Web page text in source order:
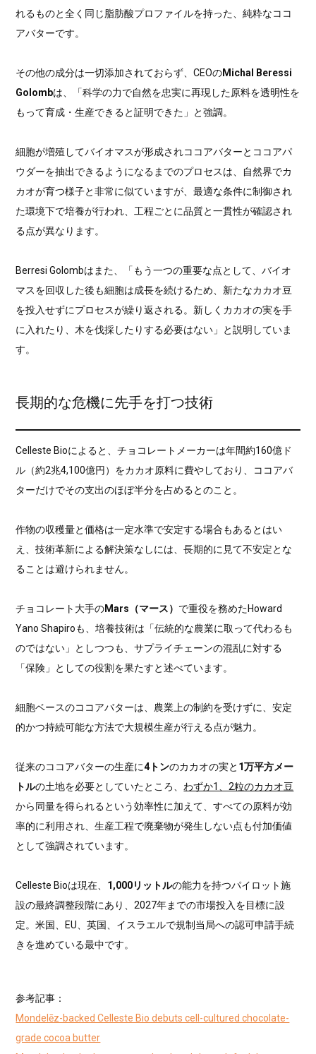
れるものと全く同じ脂肪酸プロファイルを持った、純粋なココ
アバターです。
その他の成分は一切添加されておらず、CEOのMichal Beressi
Golombは、「科学の力で自然を忠実に再現した原料を透明性を
もって育成・生産できると証明できた」と強調。
細胞が増殖してバイオマスが形成されココアバターとココアパ
ウダーを抽出できるようになるまでのプロセスは、自然界でカ
カオが育つ様子と非常に似ていますが、最適な条件に制御され
た環境下で培養が行われ、工程ごとに品質と一貫性が確認され
る点が異なります。
Berresi Golombはまた、「もう一つの重要な点として、バイオ
マスを回収した後も細胞は成長を続けるため、新たなカカオ豆
を投入せずにプロセスが繰り返される。新しくカカオの実を手
に入れたり、木を伐採したりする必要はない」と説明していま
す。
長期的な危機に先手を打つ技術
Celleste Bioによると、チョコレートメーカーは年間約160億ド
ル（約2兆4,100億円）をカカオ原料に費やしており、ココアバ
ターだけでその支出のほぼ半分を占めるとのこと。
作物の収穫量と価格は一定水準で安定する場合もあるとはい
え、技術革新による解決策なしには、長期的に見て不安定とな
ることは避けられません。
チョコレート大手のMars（マース） で重役を務めたHoward
Yano Shapiroも、培養技術は「伝統的な農業に取って代わるも
のではない」としつつも、サプライチェーンの混乱に対する
「保険」としての役割を果たすと述べています。
細胞ベースのココアバターは、農業上の制約を受けずに、安定
的かつ持続可能な方法で大規模生産が行える点が魅力。
従来のココアバターの生産に4トンのカカオの実と 1万平方メー
トルの土地を必要としていたところ、 わずか1、2粒のカカオ豆
から同量を得られるという効率性に加えて、すべての原料が効
率的に利用され、生産工程で廃棄物が発生しない点も付加価値
として強調されています。
Celleste Bioは現在、 1,000リットルの能力を持つパイロット施
設の最終調整段階にあり、2027年までの市場投入を目標に設
定。米国、EU、英国、イスラエルで規制当局への認可申請手続
きを進めている最中です。
参考記事：
Mondelēz-backed Celleste Bio debuts cell-cultured chocolate-
grade cocoa butter